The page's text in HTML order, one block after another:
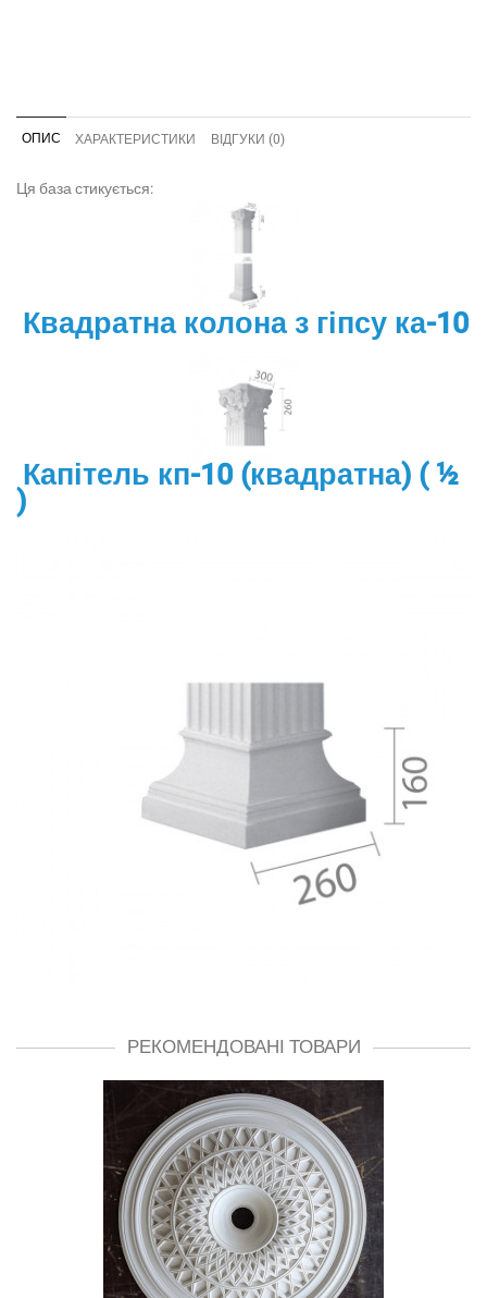
ОПИС ХАРАКТЕРИСТИКИ ВІДГУКИ (0)
Ця база стикується:
Квадратна колона з гіпсу ка-10
Капітель кп-10 (квадратна) ( ½
)
РЕКОМЕНДОВАНІ ТОВАРИ